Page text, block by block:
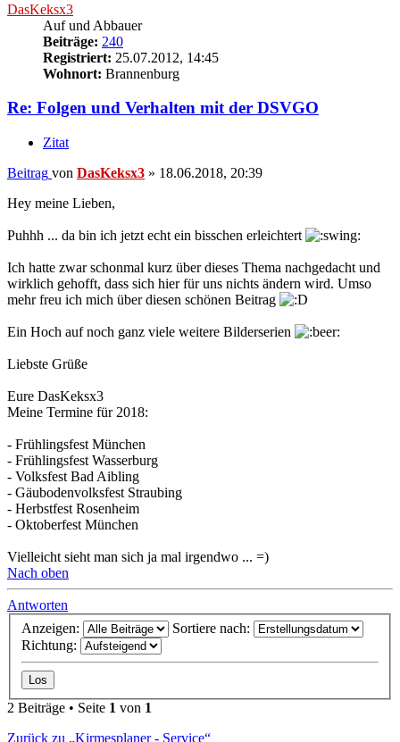
DasKeksx3
Auf und Abbauer
Beiträge: 240
Registriert: 25.07.2012, 14:45
Wohnort: Brannenburg
Re: Folgen und Verhalten mit der DSVGO
Zitat
Beitrag von DasKeksx3 » 18.06.2018, 20:39
Hey meine Lieben,
Puhhh ... da bin ich jetzt echt ein bisschen erleichtert
Ich hatte zwar schonmal kurz über dieses Thema nachgedacht und
wirklich gehofft, dass sich hier für uns nichts ändern wird. Umso
mehr freu ich mich über diesen schönen Beitrag
Ein Hoch auf noch ganz viele weitere Bilderserien
Liebste Grüße
Eure DasKeksx3
Meine Termine für 2018:
- Frühlingsfest München
- Frühlingsfest Wasserburg
- Volksfest Bad Aibling
- Gäubodenvolksfest Straubing
- Herbstfest Rosenheim
- Oktoberfest München
Vielleicht sieht man sich ja mal irgendwo ... =)
Nach oben
Antworten
Anzeigen:
Sortiere nach:
Richtung:
2 Beiträge • Seite 1 von 1
Zurück zu „Kirmesplaner - Service“